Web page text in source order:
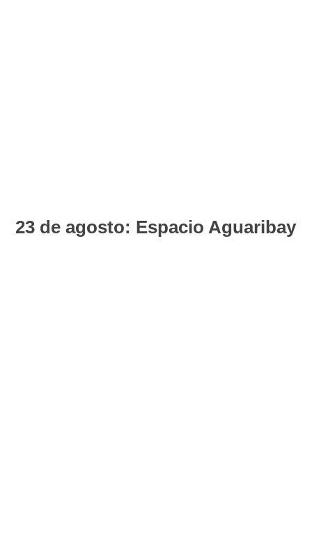
23 de agosto: Espacio Aguaribay